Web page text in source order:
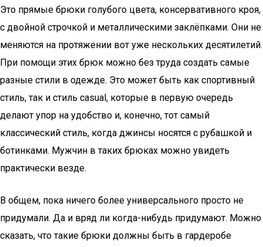
Это прямые брюки голубого цвета, консервативного кроя,
с двойной строчкой и металлическими заклёпками. Они не
меняются на протяжении вот уже нескольких десятилетий.
При помощи этих брюк можно без труда создать самые
разные стили в одежде. Это может быть как спортивный
стиль, так и стиль casual, которые в первую очередь
делают упор на удобство и, конечно, тот самый
классический стиль, когда джинсы носятся с рубашкой и
ботинками. Мужчин в таких брюках можно увидеть
практически везде.
В общем, пока ничего более универсального просто не
придумали. Да и вряд ли когда-нибудь придумают. Можно
сказать, что такие брюки должны быть в гардеробе